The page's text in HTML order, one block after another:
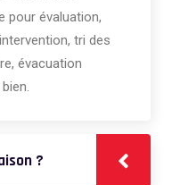
pour évaluation,
tri des
évacuation
?